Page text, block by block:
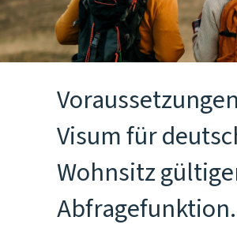
Visum für
Wohnsitz
Abfragefunktion.